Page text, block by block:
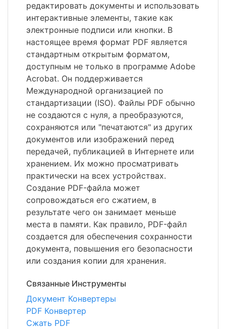
редактировать документы и использовать
интерактивные элементы, такие как
электронные подписи или кнопки. В
настоящее время формат PDF является
стандартным открытым форматом,
доступным не только в программе Adobe
Acrobat. Он поддерживается
Международной организацией по
стандартизации (ISO). Файлы PDF обычно
не создаются с нуля, а преобразуются,
сохраняются или "печатаются" из других
документов или изображений перед
передачей, публикацией в Интернете или
хранением. Их можно просматривать
практически на всех устройствах.
Создание PDF-файла может
сопровождаться его сжатием, в
результате чего он занимает меньше
места в памяти. Как правило, PDF-файл
создается для обеспечения сохранности
документа, повышения его безопасности
или создания копии для хранения.
Связанные Инструменты
Документ Конвертеры
PDF Конвертер
Сжать PDF